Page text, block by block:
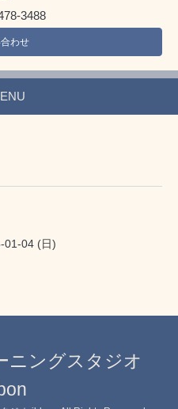
3488
わせ
01-04 (日)
ニングスタジオ